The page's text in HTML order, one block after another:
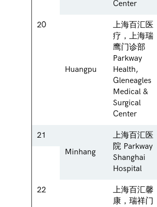
Center
20
Huangpu
上海百汇医
疗，上海瑞
鹰门诊部
Parkway
Health,
Gleneagles
Medical &
Surgical
Center
21
Minhang
上海百汇医
院 Parkway
Shanghai
Hospital
22
上海百汇馨
康，瑞祥门